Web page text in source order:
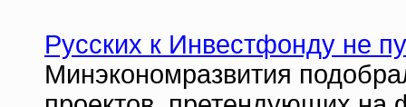
Русских к Инвестфонду не
Минэкономразвития